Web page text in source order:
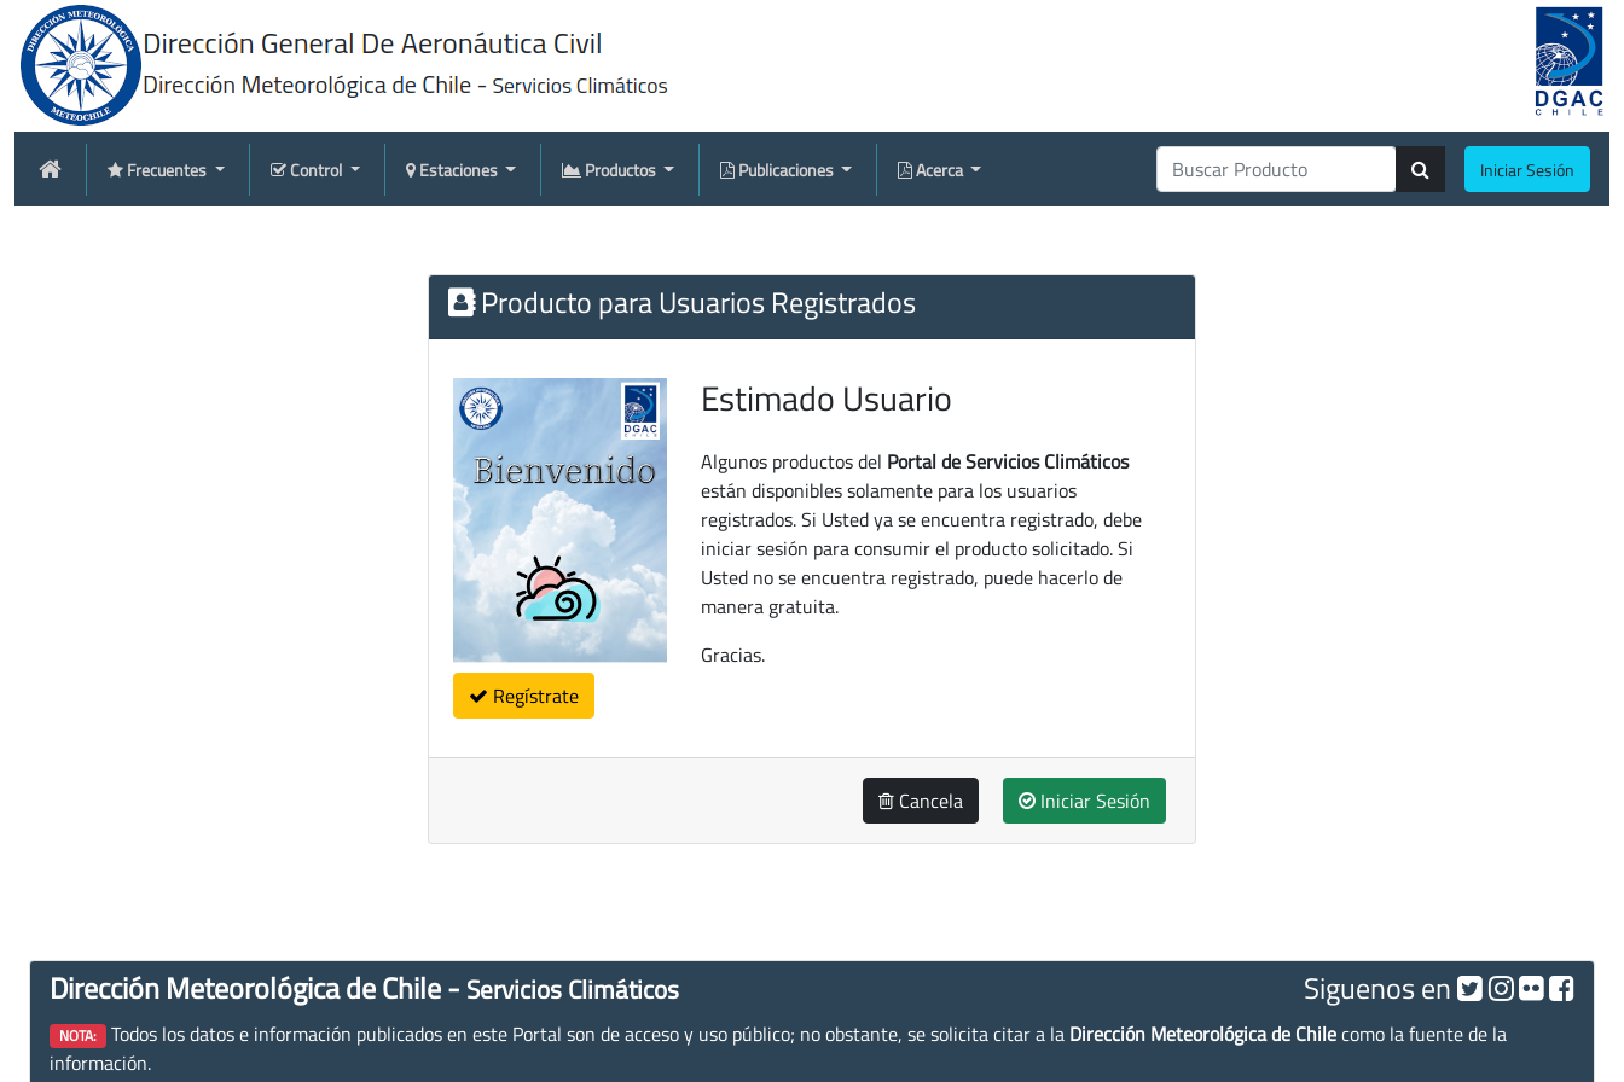
Frecuentes Control Estaciones Productos Publicaciones Acerca Iniciar Sesión
Producto para Usuarios Registrados
Regístrate
Estimado Usuario
Algunos productos del Portal de Servicios Climáticos
están disponibles solamente para los usuarios
registrados. Si Usted ya se encuentra registrado, debe
iniciar sesión para consumir el producto solicitado. Si
Usted no se encuentra registrado, puede hacerlo de
manera gratuita.
Gracias.
Cancela Iniciar Sesión
Dirección Meteorológica de Chile - Servicios Climáticos Siguenos en
NOTA: Todos los datos e información publicados en este Portal son de acceso y uso público; no obstante, se solicita citar a la Dirección Meteorológica de Chilecomo la fuente de la
información.